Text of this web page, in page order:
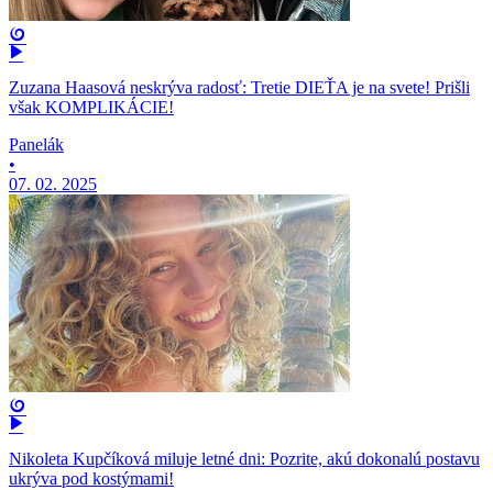
Zuzana Haasová neskrýva radosť: Tretie DIEŤA je na svete! Prišli
však KOMPLIKÁCIE!
Panelák
•
07. 02. 2025
Nikoleta Kupčíková miluje letné dni: Pozrite, akú dokonalú postavu
ukrýva pod kostýmami!